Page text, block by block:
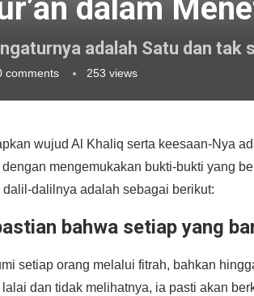
dalam
adalah Satu dan tak
comments 253 views
wujud Al Khaliq serta keesaan-Nya
mengemukakan bukti-bukti yang
dalilnya adalah sebagai berikut:
bahwa setiap yang
setiap orang melalui fitrah, bahkan
dan tidak melihatnya, ia pasti akan